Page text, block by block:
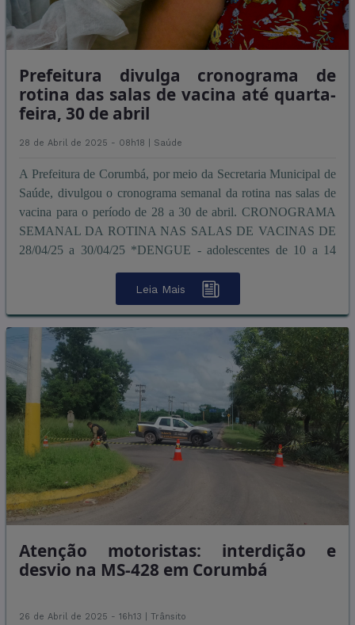
Prefeitura divulga cronograma de
rotina das salas de vacina até quarta-
feira, 30 de abril
28 de Abril de 2025 - 08h18 | Saúde
A Prefeitura de Corumbá, por meio da Secretaria Municipal de
Saúde, divulgou o cronograma semanal da rotina nas salas de
vacina para o período de 28 a 30 de abril. CRONOGRAMA
SEMANAL DA ROTINA NAS SALAS DE VACINAS DE
28/04/25 a 30/04/25 *DENGUE - adolescentes de 10 a 14
Leia Mais
Atenção motoristas: interdição e
desvio na MS-428 em Corumbá
26 de Abril de 2025 - 16h13 | Trânsito